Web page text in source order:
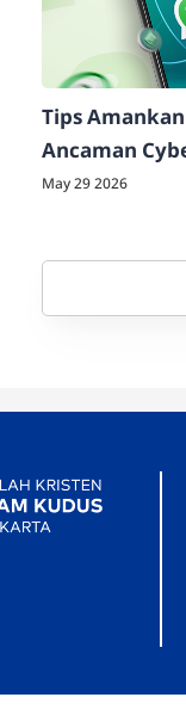
Tips
Ancaman
May 29 2026